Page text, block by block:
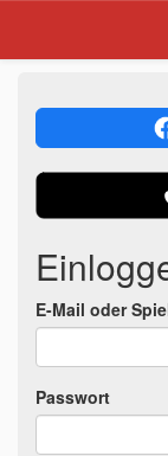
E-Mail oder
Passwort